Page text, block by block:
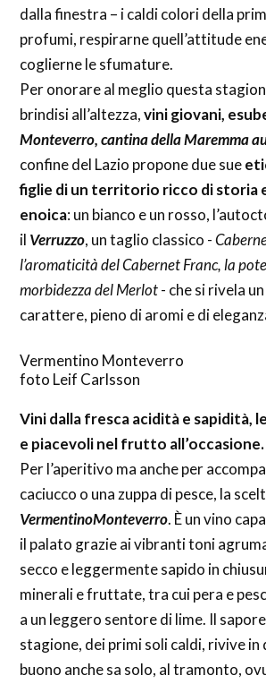
dalla finestra – i caldi colori della
profumi, respirarne quell’attitude
coglierne le sfumature.
Per onorare al meglio questa
brindisi all’altezza,vini giovani,
Monteverro, cantina della Maremma
confine del Lazio propone due sue
figlie di un territorio ricco di storia
enoica: un bianco e un rosso,
il Verruzzo, un taglio classico -
l’aromaticità del Cabernet Franc, la
morbidezza del Merlot- che si rivela
carattere, pieno di aromi e di
Vermentino Monteverro
foto Leif Carlsson
Vini dalla fresca acidità e sapidità,
e piacevoli nel frutto all’occasione.
Per l’aperitivo ma anche per
caciucco o una zuppa di pesce, la
VermentinoMonteverro. È un vino
il palato grazie ai vibranti toni
secco e leggermente sapido in
minerali e fruttate, tra cui pera e
a un leggero sentore di lime. Il
stagione, dei primi soli caldi, rivive in
buono anche sa solo, al tramonto,